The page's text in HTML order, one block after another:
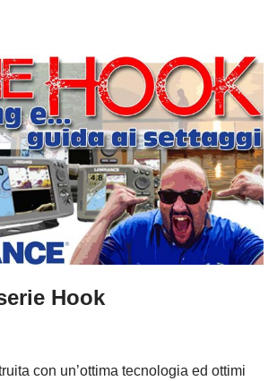
Hook
con un’ottima tecnologia ed ottimi